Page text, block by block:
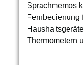
Sprachmemos
Fernbedienung
Thermometern